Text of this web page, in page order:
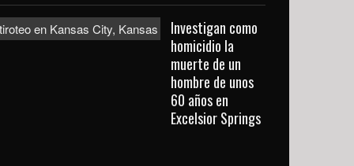
Investigan como
homicidio la
muerte de un
hombre de unos
60 años en
Excelsior Springs